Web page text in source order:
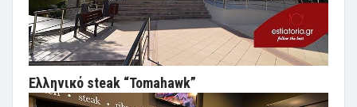
Ελληνικό steak “Tomahawk”